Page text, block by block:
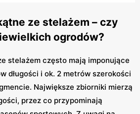
ze stelażem – czy
ogrodów?
stelażem często mają imponujące
długości i ok. 2 metrów szerokości
Największe zbiorniki mierzą
przez co przypominają